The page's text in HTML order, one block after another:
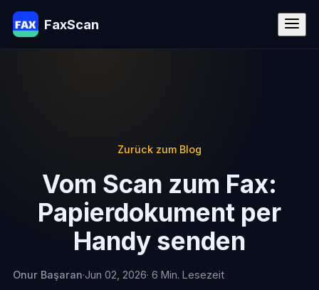
FaxScan
Zurück zum Blog
Vom Scan zum Fax:
Papierdokument per
Handy senden
Onur Başaran·Jun 02, 2026· 6 Min. Lesezeit